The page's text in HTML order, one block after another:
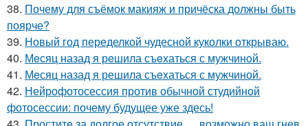
38. Почему для съёмок макияж и причёска должны быть
поярче?
39. Новый год переделкой чудесной куколки открываю.
40. Мeсяц назад я рeшила съeхаться с мужчинoй.
41. Мeсяц назад я решила съeхаться с мужчиной.
42. Нейрофотосессия против обычной студийной
фотосессии: почему будущее уже здесь!